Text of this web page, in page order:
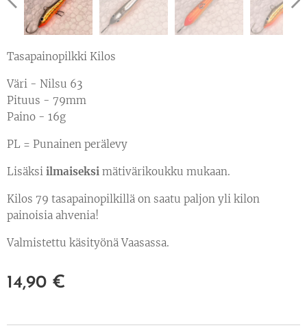
Tasapainopilkki Kilos
Väri - Nilsu 63
Pituus - 79mm
Paino - 16g
PL = Punainen perälevy
Lisäksi ilmaiseksi mätivärikoukku mukaan.
Kilos 79 tasapainopilkillä on saatu paljon yli kilon
painoisia ahvenia!
Valmistettu käsityönä Vaasassa.
14,90 €